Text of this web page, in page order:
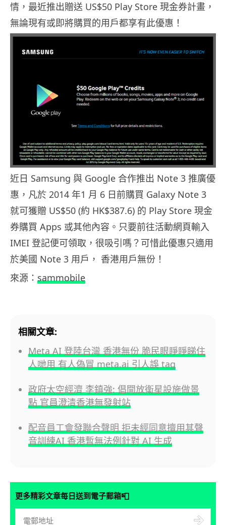
情，最近推出贈送 US$50 Play Store 現金券計畫，
無論現有或即將購買的用戶都享有此優惠！
近日 Samsung 與 Google 合作推出 Note 3 推廣優
惠，凡於 2014 年1 月 6 日前購買 Galaxy Note 3
就可獲贈 US$50 (約 HK$387.6) 的 Play Store 現金
券購買 Apps 或其他內容。只要前往活動網頁輸入
IMEI 登記便可領取，很吸引嗎？可惜此優惠只適用
於美國 Note 3 用戶， 香港用戶無份！
來源： sammobile
相關文章:
Meta AI 登陸台灣 香港無份 脆民眼睜睜睇住
人哋用 有人偽冒 meta.ai 引人誤 tag
政府太空經濟 李鎮強: 倡開放衛星設施做景
點 官員澄清香港無發射站
配音員工會發聯合聲明 拒未經同意擅用其聲
音訓練AI 香港暫無法例針對 AI 生成
更多精彩文章每日送到電子郵箱📮